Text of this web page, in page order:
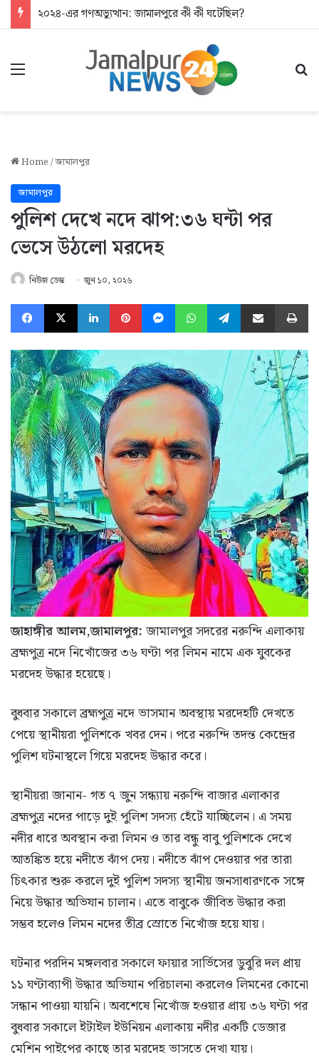
২০২৪-এর গণঅভ্যুত্থান: জামালপুরে কী কী ঘটেছিল?
Menu
Home/জামালপুর
জামালপুর
পুলিশ দেখে নদে ঝাপ:৩৬ ঘন্টা পর
ভেসে উঠলো মরদেহ
নিউজ ডেস্ক জুন ১০, ২০২৬
Facebook
X LinkedInPinterestMessengerWhatsAppTelegramShare via Email
জাহাঙ্গীর আলম,জামালপুর: জামালপুর সদরের নরুন্দি এলাকায়
ব্রহ্মপুত্র নদে নিখোঁজের ৩৬ ঘণ্টা পর লিমন নামে এক যুবকের
মরদেহ উদ্ধার হয়েছে।
বুধবার সকালে ব্রহ্মপুত্র নদে ভাসমান অবস্থায় মরদেহটি দেখতে
পেয়ে স্থানীয়রা পুলিশকে খবর দেন। পরে নরুন্দি তদন্ত কেন্দ্রের
পুলিশ ঘটনাস্থলে গিয়ে মরদেহ উদ্ধার করে।
স্থানীয়রা জানান- গত ৭ জুন সন্ধ্যায় নরুন্দি বাজার এলাকার
ব্রহ্মপুত্র নদের পাড়ে দুই পুলিশ সদস্য হেঁটে যাচ্ছিলেন। এ সময়
নদীর ধারে অবস্থান করা লিমন ও তার বন্ধু বাবু পুলিশকে দেখে
আতঙ্কিত হয়ে নদীতে ঝাঁপ দেয়। নদীতে ঝাঁপ দেওয়ার পর তারা
চিৎকার শুরু করলে দুই পুলিশ সদস্য স্থানীয় জনসাধারণকে সঙ্গে
নিয়ে উদ্ধার অভিযান চালান। এতে বাবুকে জীবিত উদ্ধার করা
সম্ভব হলেও লিমন নদের তীব্র স্রোতে নিখোঁজ হয়ে যায়।
ঘটনার পরদিন মঙ্গলবার সকালে ফায়ার সার্ভিসের ডুবুরি দল প্রায়
১১ ঘণ্টাব্যাপী উদ্ধার অভিযান পরিচালনা করলেও লিমনের কোনো
সন্ধান পাওয়া যায়নি। অবশেষে নিখোঁজ হওয়ার প্রায় ৩৬ ঘণ্টা পর
বুধবার সকালে ইটাইল ইউনিয়ন এলাকায় নদীর একটি ডেজার
মেশিন পাইপের কাছে তার মরদেহ ভাসতে দেখা যায়।